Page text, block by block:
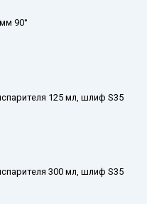
90°
125 мл, шлиф S35
300 мл, шлиф S35